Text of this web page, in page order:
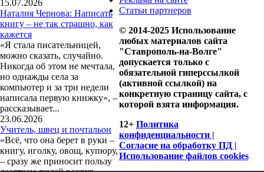
15.07.2026
Наталия Чернова: Написать
книгу – не так страшно, как
кажется
«Я стала писательницей,
можно сказать, случайно.
Никогда об этом не мечтала,
но однажды села за
компьютер и за три недели
написала первую книжку», –
рассказывает...
23.06.2026
Учитель, швец и почтальон
«Всё, что она берет в руки –
книгу, иголку, овощ, купюру,
– сразу же приносит пользу
Статьи партнеров
© 2014-2025 Использование
любых материалов сайта
"Ставрополь-на-Волге"
допускается только с
обязательной гиперссылкой
(активной ссылкой) на
конкретную страницу сайта, с
которой взята информация.
12+ Политика
конфиденциальности |
Согласие на обработку ПД |
Использование файлов cookies